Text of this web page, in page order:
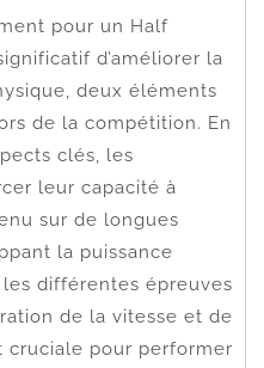
pour un Half
d’améliorer la
deux éléments
de la compétition. En
clés, les
leur capacité à
sur de longues
la puissance
différentes épreuves
de la vitesse et de
cruciale pour performer